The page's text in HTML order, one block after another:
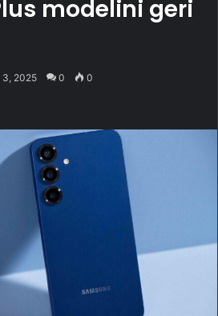
modelini geri
3, 2025 0 0